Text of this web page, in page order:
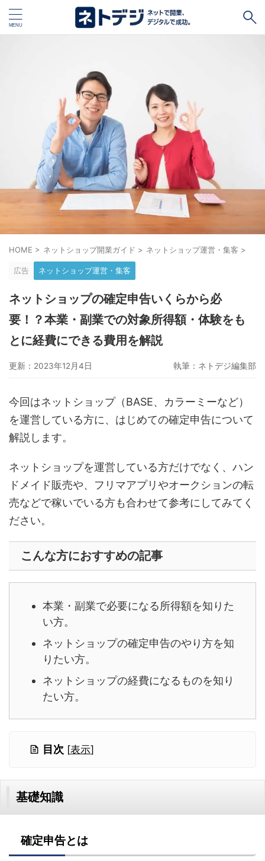
キャッシュレス Square BASE STORES
ネットショップ開設１vs１ 無料ネットショップ
予約管理システム Shopify Air ビジネスツールズ
ペライチ キャッシュレス決済端末１vs１ ジンドゥー
カラーミーショップ Wix
WordPress
ハンドメイド販売 ホームページ作成サービス１vs１
グーペ デジタルコンテンツ販売
Ameba Ownd makeshop 無料ビジネスツール
イージーマイショップ ネットショップ開業準備 越境EC
HOME > ネットショップ開業ガイド > ネットショップ運営・集客 >
広告 ネットショップ運営・集客
ネットショップの確定申告いくらから必
要！？本業・副業での対象所得額・体験をも
とに経費にできる費用を解説
更新：2023年12月4日 執筆： ネトデジ編集部
今回はネットショップ（BASE、カラーミーなど）
を運営している方に、はじめての確定申告について
解説します。
ネットショップを運営している方だけでなく、ハン
ドメイド販売や、フリマアプリやオークションの転
売などで稼いでいる方も合わせて参考にしてみてく
ださい。
こんな方におすすめの記事
本業・副業で必要になる所得額を知りた
い方。
ネットショップの確定申告のやり方を知
りたい方。
ネットショップの経費になるものを知り
たい方。
目次 [表示]
基礎知識
確定申告とは